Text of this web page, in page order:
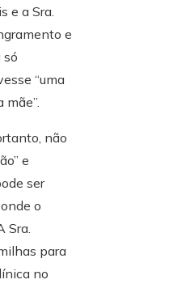
e a Sra.
e
só
“uma
não
e
ser
o
Sra.
para
no